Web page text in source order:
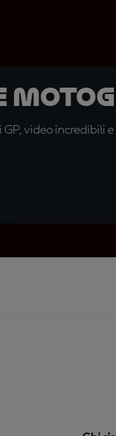
video incredibili